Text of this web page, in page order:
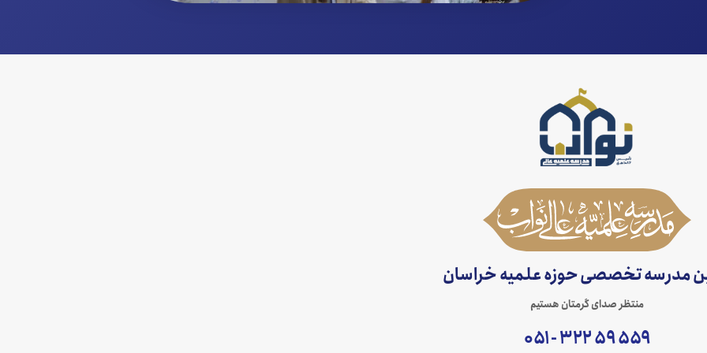
مدرسه تخصصی حوزه علمیه خراسان
منتظر صدای گرمتان هستیم
۵۵۹ ۵۹ ۳۲۲ - ۰۵۱